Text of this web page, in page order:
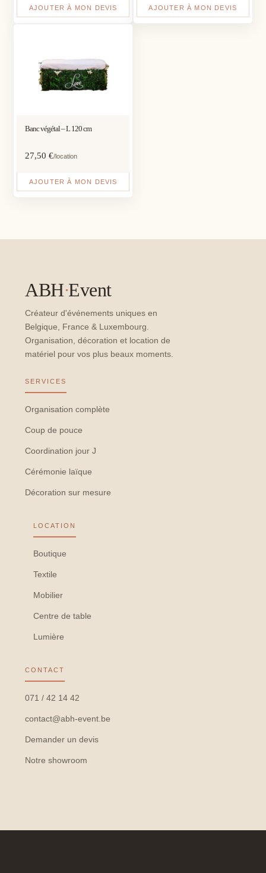
AJOUTER À MON DEVIS AJOUTER À MON DEVIS
Banc végétal – L 120 cm
27,50€/location
AJOUTER À MON DEVIS
ABH·Event
Créateur d'événements uniques en
Belgique, France & Luxembourg.
Organisation, décoration et location de
matériel pour vos plus beaux moments.
SERVICES
Organisation complète
Coup de pouce
Coordination jour J
Cérémonie laïque
Décoration sur mesure
LOCATION
Boutique
Textile
Mobilier
Centre de table
Lumière
CONTACT
071 / 42 14 42
contact@abh-event.be
Demander un devis
Notre showroom